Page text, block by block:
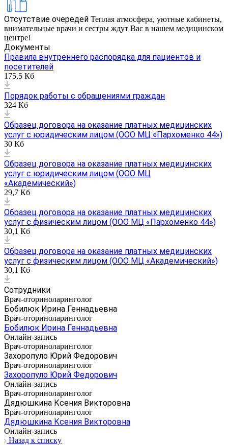
Отсутствие очередей Теплая атмосфера, уютные кабинеты,
внимательные врачи и сестры ждут Вас в нашем медицинском
центре!
Документы
Правила внутреннего распорядка для пациентов и
посетителей
175,5 Кб
Порядок работы с обращениями граждан
324 Кб
Образец договора на оказание платных медицинских
услуг с юридическим лицом (ООО МЦ «Пархоменко 44»)
30 Кб
Образец договора на оказание платных медицинских
услуг с юридическим лицом (ООО МЦ
«Академический»)
29,7 Кб
Образец договора на оказание платных медицинских
услуг с физическим лицом (ООО МЦ «Пархоменко 44»)
30,1 Кб
Образец договора на оказание платных медицинских
услуг с физическим лицом (ООО МЦ «Академический»)
30,1 Кб
Сотрудники
Врач-оториноларинголог
Бобилюк Ирина Геннадьевна
Врач-оториноларинголог
Бобилюк Ирина Геннадьевна
Онлайн-запись
Врач-оториноларинголог
Захоропуло Юрий Федорович
Врач-оториноларинголог
Захоропуло Юрий Федорович
Онлайн-запись
Врач-оториноларинголог
Дядюшкина Ксения Викторовна
Врач-оториноларинголог
Дядюшкина Ксения Викторовна
Онлайн-запись
Назад к списку